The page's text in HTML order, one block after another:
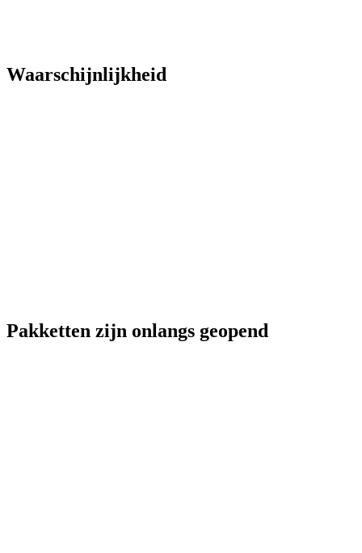
Waarschijnlijkheid
Pakketten zijn onlangs geopend